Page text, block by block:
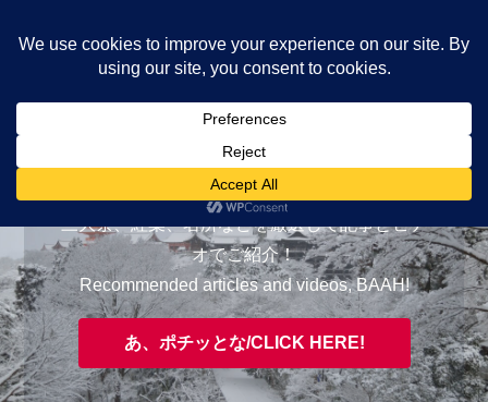
EVAAH!
おすすめ/RECOMMENDED
三大祭、紅葉、名所などを厳選して記事とビデ
オでご紹介！
Recommended articles and videos, BAAH!
あ、ポチッとな/CLICK HERE!